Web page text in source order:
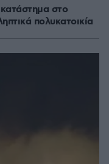
στο
πολυκατοικία